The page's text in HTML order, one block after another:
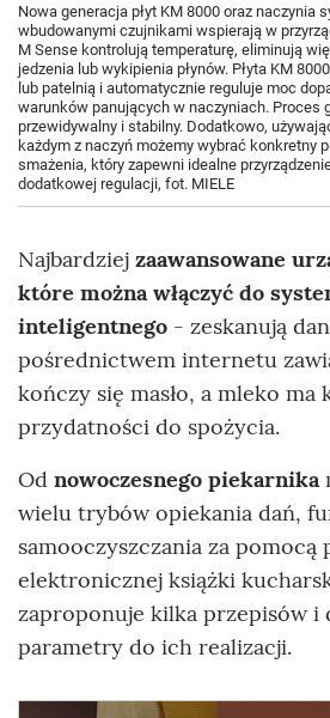
Nowa generacja płyt KM 8000 oraz naczynia
wbudowanymi czujnikami wspierają w
M Sense kontrolują temperaturę, eliminują
jedzenia lub wykipienia płynów. Płyta KM
lub patelnią i automatycznie reguluje moc
warunków panujących w naczyniach. Proces
przewidywalny i stabilny. Dodatkowo,
każdym z naczyń możemy wybrać konkretny
smażenia, który zapewni idealne
dodatkowej regulacji, fot. MIELE
Najbardziej zaawansowane
które można włączyć do
inteligentnego - zeskanują
pośrednictwem internetu
kończy się masło, a mleko
przydatności do spożycia.
Od nowoczesnego piekarnika
wielu trybów opiekania dań,
samooczyszczania za
elektronicznej książki
zaproponuje kilka przepisów i
parametry do ich realizacji.